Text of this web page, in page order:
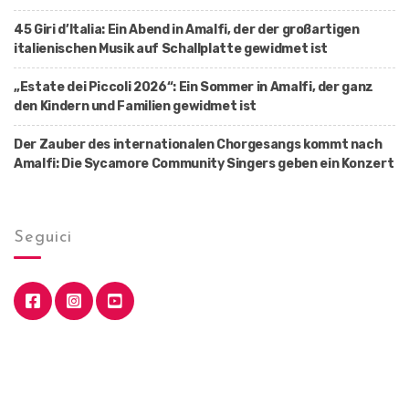
45 Giri d’Italia: Ein Abend in Amalfi, der der großartigen
italienischen Musik auf Schallplatte gewidmet ist
„Estate dei Piccoli 2026“: Ein Sommer in Amalfi, der ganz
den Kindern und Familien gewidmet ist
Der Zauber des internationalen Chorgesangs kommt nach
Amalfi: Die Sycamore Community Singers geben ein Konzert
Seguici